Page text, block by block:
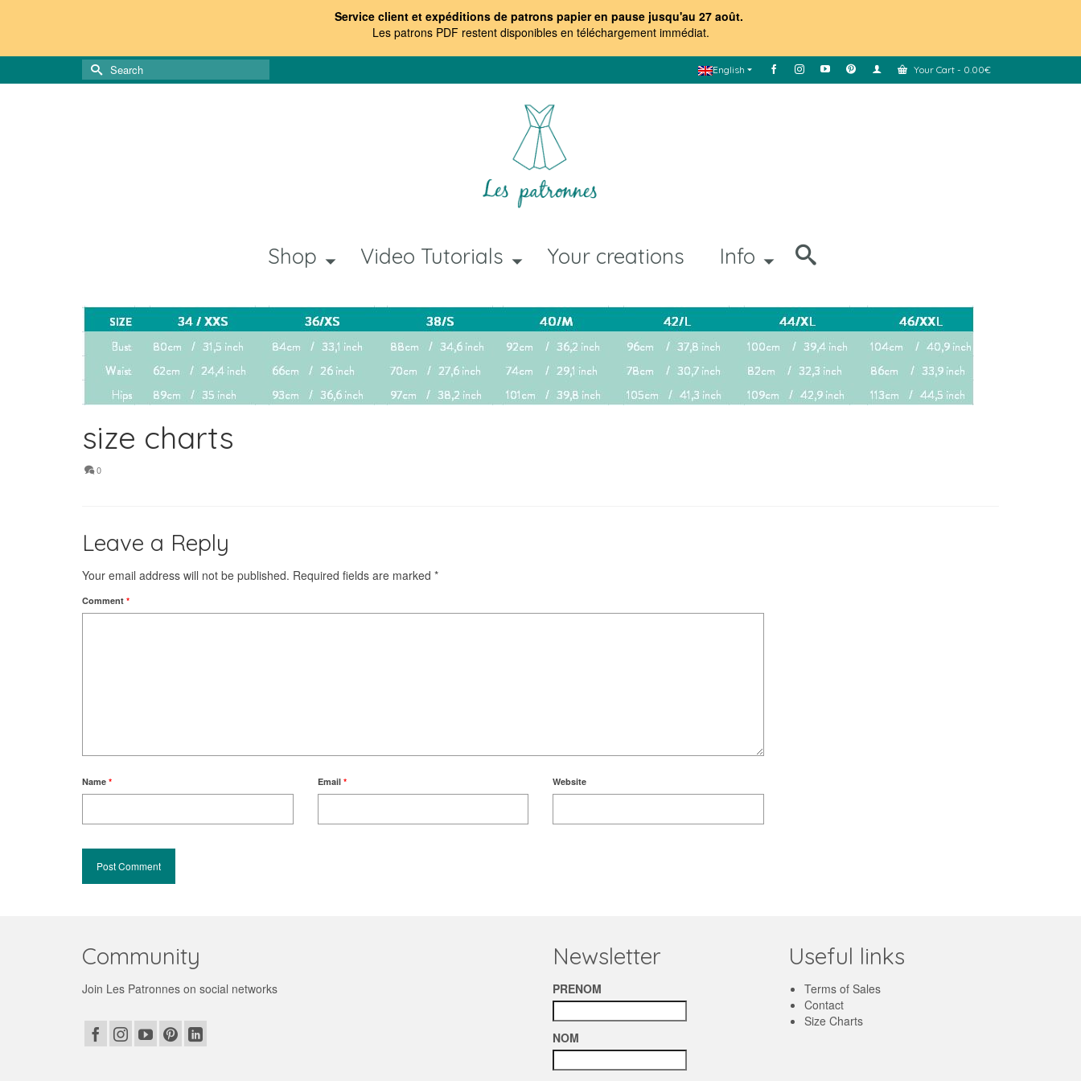
Service client et expéditions de patrons papier en pause jusqu'au 27 août.
Les patrons PDF restent disponibles en téléchargement immédiat.
English Your Cart - 0.00€
Search
for:
Shop Video Tutorials Your creations Info
size charts
0
Leave a Reply
Your email address will not be published. Required fields are marked *
Comment *
Name * Email * Website
Community
Join Les Patronnes on social networks
Newsletter
PRENOM
NOM
Useful links
Terms of Sales
Contact
Size Charts